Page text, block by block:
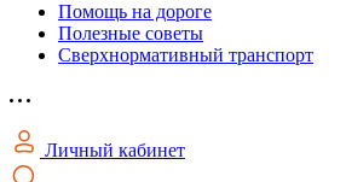
Помощь на дороге
Полезные советы
Сверхнормативный транспорт
Личный кабинет